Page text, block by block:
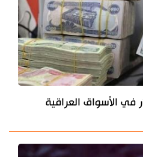
في الأسواق العراقية